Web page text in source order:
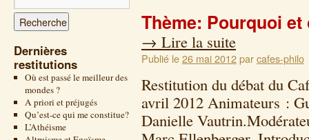
Dernières
restitutions
Où est passé le meilleur des
mondes ?
A priori et préjugés
Qu’est-ce qui me constitue?
L’Athéisme
Thème: Pourquoi
→ Lire la suite
Publié le26 mai 2012parcafes-philo
Restitution du débat du
avril 2012 Animateurs :
Danielle